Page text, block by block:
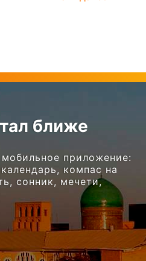
ближе
приложение:
компас на
сонник, мечети,